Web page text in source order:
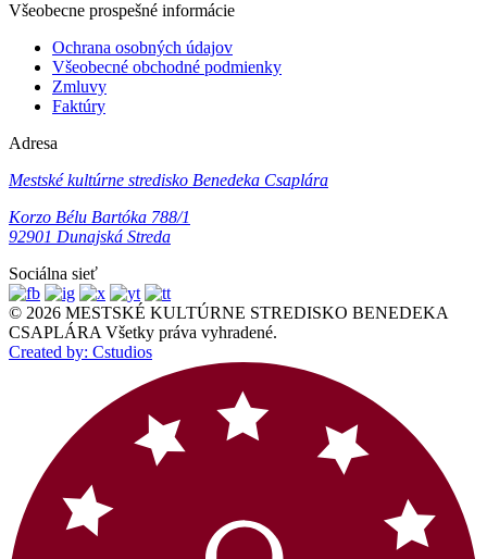
Všeobecne prospešné informácie
Ochrana osobných údajov
Všeobecné obchodné podmienky
Zmluvy
Faktúry
Adresa
Mestské kultúrne stredisko Benedeka Csaplára
Korzo Bélu Bartóka 788/1
92901 Dunajská Streda
Sociálna sieť
© 2026 MESTSKÉ KULTÚRNE STREDISKO BENEDEKA
CSAPLÁRA Všetky práva vyhradené.
Created by: Cstudios